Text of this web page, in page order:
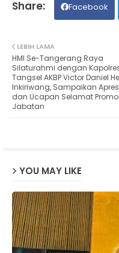
Facebook
LEBIH LAMA
HMI Se-Tangerang Raya
Silaturahmi dengan
Tangsel AKBP Victor Daniel
Inkiriwang, Sampaikan
dan Ucapan Selamat
Jabatan
YOU MAY LIKE